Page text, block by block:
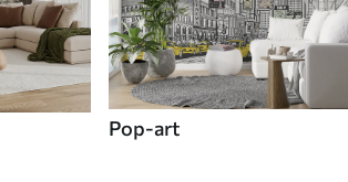
Pop-art